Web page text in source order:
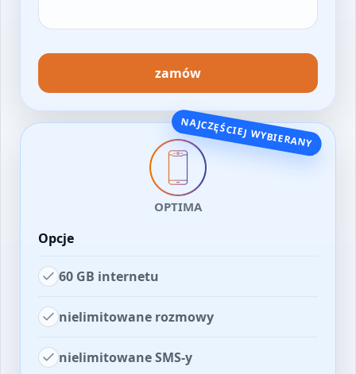
zamów
NAJCZĘŚCIEJ WYBIERANY
OPTIMA
Opcje
60 GB internetu
nielimitowane rozmowy
nielimitowane SMS-y